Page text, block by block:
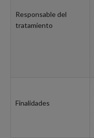
Responsable del
tratamiento
Finalidades